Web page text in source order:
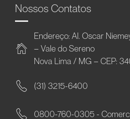
Nossos Contatos
Endereço: Al. Oscar
– Vale do Sereno
Nova Lima / MG – CEP:
(31) 3215-6400
0800-760-0305 -